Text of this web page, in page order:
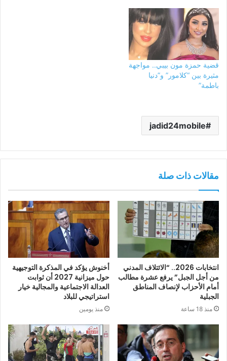
قضية حمزة مون بيبي.. مواجهة
مثيرة بين “كلامور” و”دنيا
باطمة”
jadid24mobile
مقالات ذات صلة
انتخابات 2026.. “الائتلاف المدني
من أجل الجبل” يرفع عشرة مطالب
أمام الأحزاب لإنصاف المناطق
الجبلية
منذ 18 ساعة
أخنوش يؤكد في المذكرة التوجيهية
حول ميزانية 2027 أن ثوابت
العدالة الاجتماعية والمجالية خيار
استراتيجي للبلاد
منذ يومين